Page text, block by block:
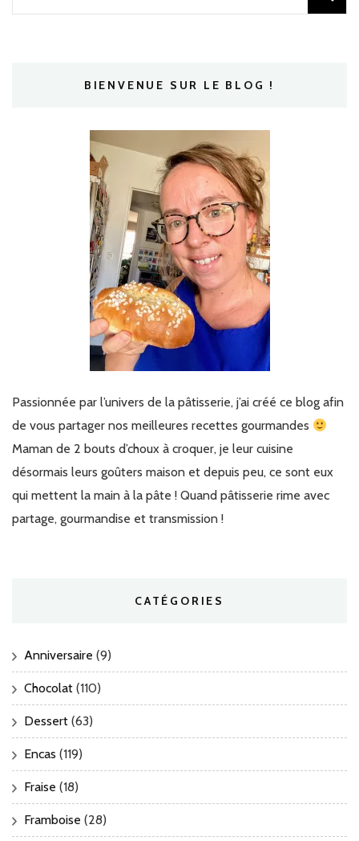
BIENVENUE SUR LE BLOG !
Passionnée par l’univers de la pâtisserie, j’ai créé ce blog afin
de vous partager nos meilleures recettes gourmandes
Maman de 2 bouts d’choux à croquer, je leur cuisine
désormais leurs goûters maison et depuis peu, ce sont eux
qui mettent la main à la pâte ! Quand pâtisserie rime avec
partage, gourmandise et transmission !
CATÉGORIES
Anniversaire (9)
Chocolat (110)
Dessert (63)
Encas (119)
Fraise (18)
Framboise (28)